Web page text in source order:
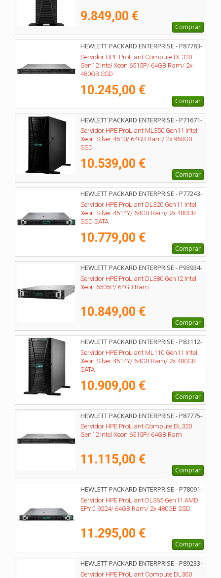
9.849,00 €
Comprar
HEWLETT PACKARD ENTERPRISE - P87783-
425
Servidor HPE ProLiant Compute DL320
Gen12 Intel Xeon 6515P/ 64GB Ram/ 2x
480GB SSD
10.245,00 €
Comprar
HEWLETT PACKARD ENTERPRISE - P71671-
425
Servidor HPE ProLiant ML350 Gen11 Intel
Xeon Silver 4510/ 64GB Ram/ 2x 960GB
SSD
10.539,00 €
Comprar
HEWLETT PACKARD ENTERPRISE - P77243-
425
Servidor HPE ProLiant DL320 Gen11 Intel
Xeon Silver 4514Y/ 64GB Ram/ 2x 480GB
SSD SATA
10.779,00 €
Comprar
HEWLETT PACKARD ENTERPRISE - P93934-
425
Servidor HPE ProLiant DL380 Gen12 Intel
Xeon 6505P/ 64GB Ram
10.849,00 €
Comprar
HEWLETT PACKARD ENTERPRISE - P83112-
425
Servidor HPE ProLiant ML110 Gen11 Intel
Xeon Silver 4514Y/ 64GB Ram/ 2x 480GB
SATA
10.909,00 €
Comprar
HEWLETT PACKARD ENTERPRISE - P87775-
425
Servidor HPE ProLiant Compute DL320
Gen12 Intel Xeon 6515P/ 64GB Ram
11.115,00 €
Comprar
HEWLETT PACKARD ENTERPRISE - P78091-
425
Servidor HPE ProLiant DL365 Gen11 AMD
EPYC 9224/ 64GB Ram/ 2x 480GB SSD
11.295,00 €
Comprar
HEWLETT PACKARD ENTERPRISE - P89233-
425
Servidor HPE ProLiant Compute DL360